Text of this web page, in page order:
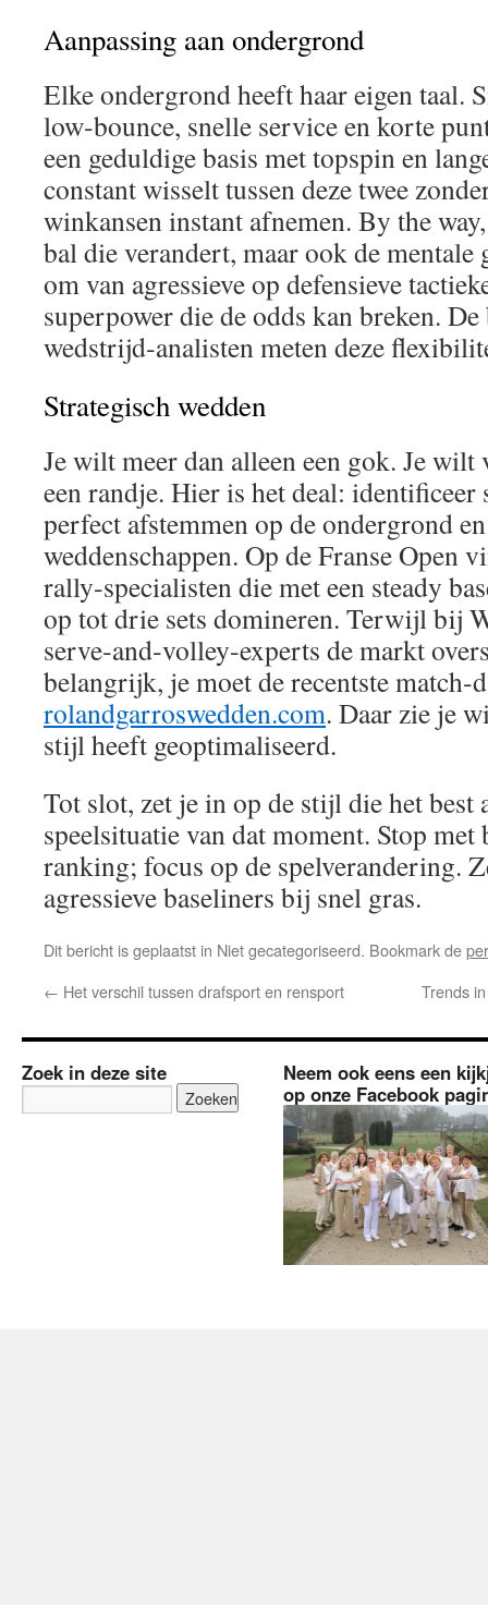
Aanpassing aan ondergrond
Elke ondergrond heeft haar eigen taal.
low‑bounce, snelle service en korte
een geduldige basis met topspin en
constant wisselt tussen deze twee
winkansen instant afnemen. By the
bal die verandert, maar ook de mentale
om van agressieve op defensieve
superpower die de odds kan breken. De
wedstrijd‑analisten meten deze
Strategisch wedden
Je wilt meer dan alleen een gok. Je wilt
een randje. Hier is het deal:
perfect afstemmen op de ondergrond
weddenschappen. Op de Franse Open
rally‑specialisten die met een steady
op tot drie sets domineren. Terwijl bij
serve‑and‑volley‑experts de markt
belangrijk, je moet de recentste
rolandgarroswedden.com. Daar zie je
stijl heeft geoptimaliseerd.
Tot slot, zet je in op de stijl die het best
speelsituatie van dat moment. Stop
ranking; focus op de spelverandering.
agressieve baseliners bij snel gras.
Dit bericht is geplaatst in Niet gecategoriseerd. Bookmark de
← Het verschil tussen drafsport en rensport Trends
Zoek in deze site
Neem ook eens een
op onze Facebook